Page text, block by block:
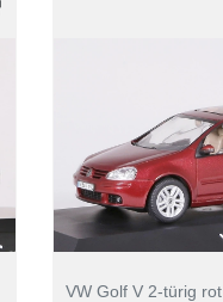
VW Golf V 2-türig